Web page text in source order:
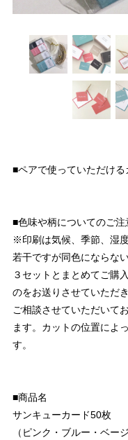
■ペアで使っていただけ
■色味や柄についてのご注
※印刷は気候、季節、湿
若干ですが同色にならな
３セットとまとめてご購
のをお送りさせていただ
ご相談させていただいて
ます。カットの位置によ
す。
■商品名
サンキューカード50枚
（ピンク・ブルー・ベー